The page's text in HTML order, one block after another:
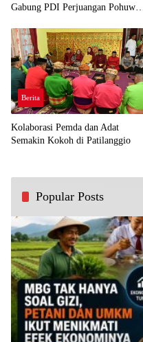
Gabung PDI Perjuangan Pohuwato
Berita
Kolaborasi Pemda dan Adat
Semakin Kokoh di Patilanggio
Popular Posts